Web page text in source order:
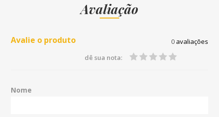
Avaliação
Avalie o produto 0avaliações
dê sua nota:
Nome